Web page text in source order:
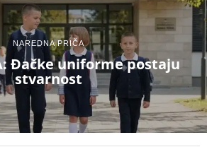
NAREDNA PRIČA
Đačke uniforme postaju
stvarnost